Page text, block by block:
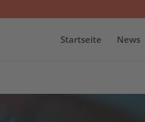
Startseite News